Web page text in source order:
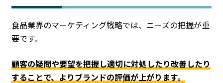
食品業界のマーケティング戦略では、ニーズの把握が重
要です。
顧客の疑問や要望を把握し適切に対処したり改善したり
することで、よりブランドの評価が上がります。